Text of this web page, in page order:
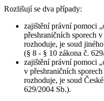
Rozlišují se dva případy:
zajištění právní pomoci
přeshraničních sporech
rozhoduje, je soud
(§ 8 - § 10 zákona č.
zajištění právní pomoci
v přeshraničních
rozhoduje, je soud
629/2004 Sb.).